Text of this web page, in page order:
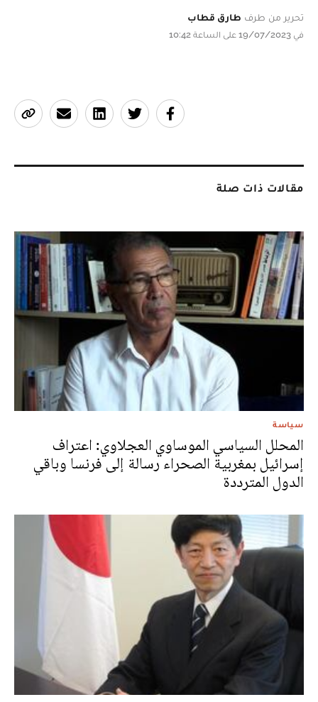
تحرير من طرف طارق قطاب
في 19/07/2023 على الساعة 10:42
مقالات ذات صلة
سياسة
المحلل السياسي الموساوي العجلاوي: اعتراف
إسرائيل بمغربية الصحراء رسالة إلى فرنسا وباقي
الدول المترددة